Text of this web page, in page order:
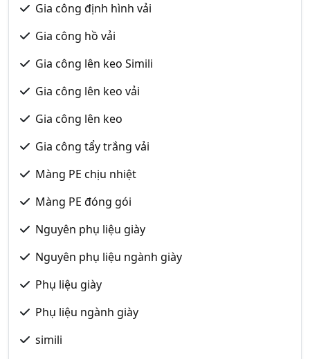
Gia công định hình vải
Gia công hồ vải
Gia công lên keo Simili
Gia công lên keo vải
Gia công lên keo
Gia công tẩy trắng vải
Màng PE chịu nhiệt
Màng PE đóng gói
Nguyên phụ liệu giày
Nguyên phụ liệu ngành giày
Phụ liệu giày
Phụ liệu ngành giày
simili